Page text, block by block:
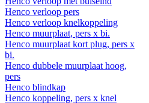
Henco verloop pers
Henco verloop knelkoppeling
Henco muurplaat, pers x bi.
Henco muurplaat kort plug, pers x
bi.
Henco dubbele muurplaat hoog,
pers
Henco blindkap
Henco koppeling, pers x knel